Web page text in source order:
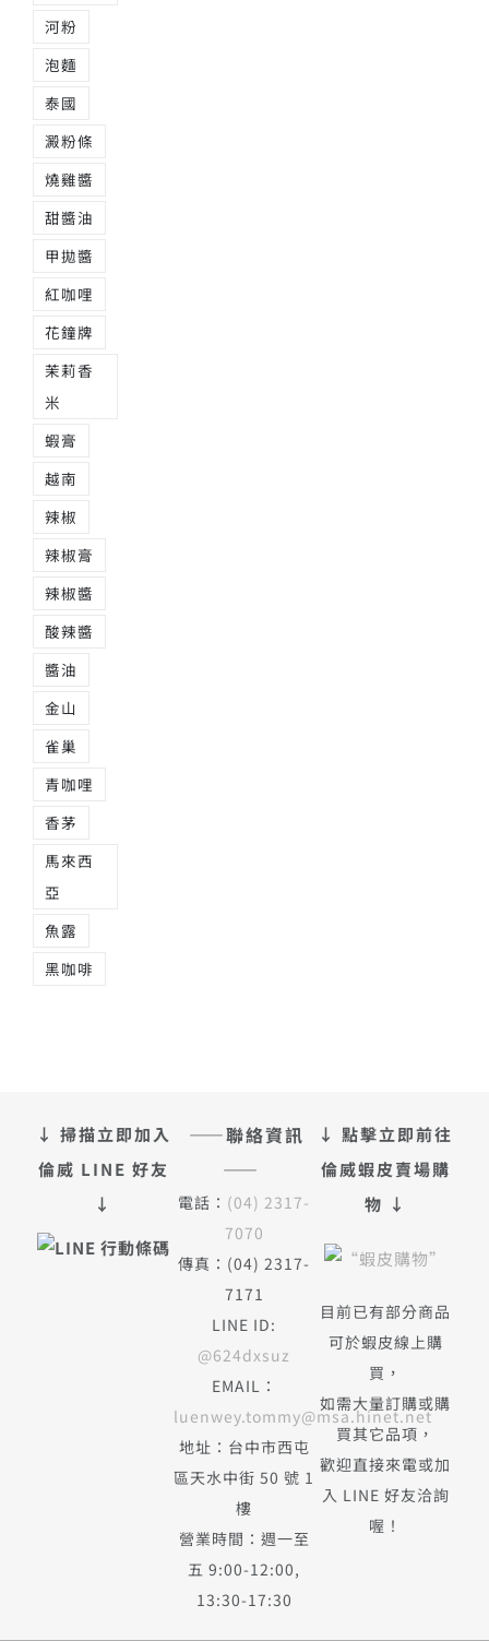
河粉
泡麵
泰國
澱粉條
燒雞醬
甜醬油
甲拋醬
紅咖哩
花鐘牌
茉莉香
米
蝦膏
越南
辣椒
辣椒膏
辣椒醬
酸辣醬
醬油
金山
雀巢
青咖哩
香茅
馬來西
亞
魚露
黑咖啡
↓ 掃描立即加入
倫威 LINE 好友
↓
——聯絡資訊
——
電話： (04) 2317-
7070
傳真：(04) 2317-
7171
LINE ID:
@624dxsuz
EMAIL：
luenwey.tommy@msa.hinet.net
地址：台中市西屯
區天水中街 50 號 1
樓
營業時間：週一至
五 9:00-12:00,
13:30-17:30
↓ 點擊立即前往
倫威蝦皮賣場購
物 ↓
目前已有部分商品
可於蝦皮線上購
買，
如需大量訂購或購
買其它品項，
歡迎直接來電或加
入 LINE 好友洽詢
喔！